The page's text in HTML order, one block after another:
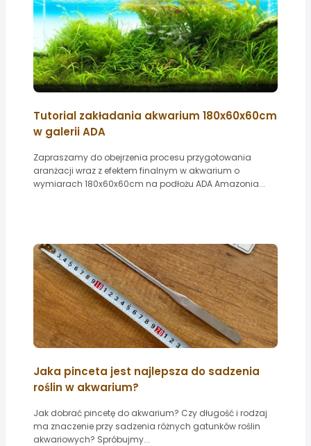
Tutorial zakładania akwarium 180x60x60cm
w galerii ADA
Zapraszamy do obejrzenia procesu przygotowania
aranżacji wraz z efektem finalnym w akwarium o
wymiarach 180x60x60cm na podłożu ADA Amazonia...
Jaka pinceta jest najlepsza do sadzenia
roślin w akwarium?
Jak dobrać pincetę do akwarium? Czy długość i rodzaj
ma znaczenie przy sadzenia różnych gatunków roślin
akwariowych? Spróbujmy...